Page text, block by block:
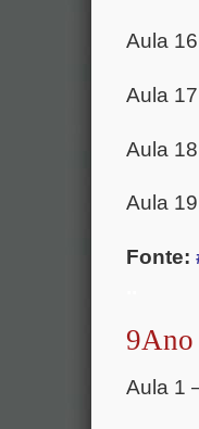
Aula
Aula
Aula
Aula
Fonte:
9Ano
Aula 1